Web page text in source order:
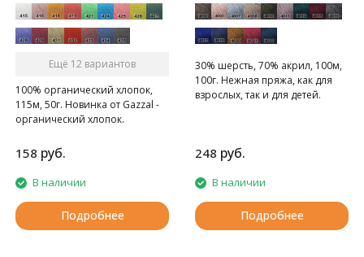
Ещё 12 вариантов
100% органический хлопок,
115м, 50г. Новинка от Gazzal -
органический хлопок.
158 руб.
В наличии
Подробнее
30% шерсть, 70% акрил, 100м,
100г. Нежная пряжа, как для
взрослых, так и для детей.
248 руб.
В наличии
Подробнее